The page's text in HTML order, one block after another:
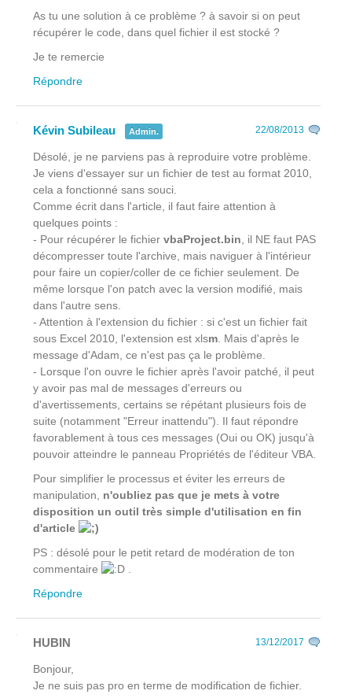
As tu une solution à ce problème ? à savoir si on peut
récupérer le code, dans quel fichier il est stocké ?
Je te remercie
Répondre
Kévin Subileau Admin. 22/08/2013
Désolé, je ne parviens pas à reproduire votre problème.
Je viens d'essayer sur un fichier de test au format 2010,
cela a fonctionné sans souci.
Comme écrit dans l'article, il faut faire attention à
quelques points :
- Pour récupérer le fichier vbaProject.bin , il NE faut PAS
décompresser toute l'archive, mais naviguer à l'intérieur
pour faire un copier/coller de ce fichier seulement. De
même lorsque l'on patch avec la version modifié, mais
dans l'autre sens.
- Attention à l'extension du fichier : si c'est un fichier fait
sous Excel 2010, l'extension est xlsm . Mais d'après le
message d'Adam, ce n'est pas ça le problème.
- Lorsque l'on ouvre le fichier après l'avoir patché, il peut
y avoir pas mal de messages d'erreurs ou
d'avertissements, certains se répétant plusieurs fois de
suite (notamment "Erreur inattendu"). Il faut répondre
favorablement à tous ces messages (Oui ou OK) jusqu'à
pouvoir atteindre le panneau Propriétés de l'éditeur VBA.
Pour simplifier le processus et éviter les erreurs de
manipulation, n'oubliez pas que je mets à votre
disposition un outil très simple d'utilisation en fin
d'article
PS : désolé pour le petit retard de modération de ton
commentaire
Répondre
HUBIN 13/12/2017
Bonjour,
Je ne suis pas pro en terme de modification de fichier.